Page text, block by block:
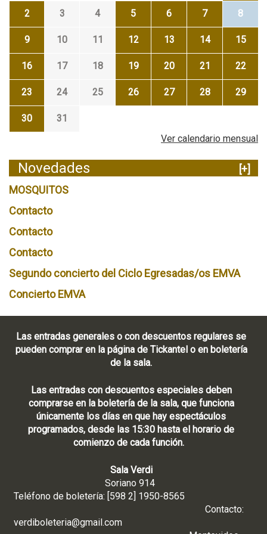
2 3 4 5 6 7 8
9 10 11 12 13 14 15
16 17 18 19 20 21 22
23 24 25 26 27 28 29
30
31
Ver calendario mensual
Novedades
[+]
MOSQUITOS
Contacto
Contacto
Contacto
Segundo concierto del Ciclo Egresadas/os EMVA
Concierto EMVA
Las entradas generales o con descuentos regulares se
pueden comprar en la página de Tickantel o en boletería
de la sala.
Las entradas con descuentos especiales deben
comprarse en la boletería de la sala, que funciona
únicamente los días en que hay espectáculos
programados, desde las 15:30 hasta el horario de
comienzo de cada función.
Sala Verdi
Soriano 914
Teléfono de boletería: [598 2] 1950-8565
Contacto:
verdiboleteria@gmail.com